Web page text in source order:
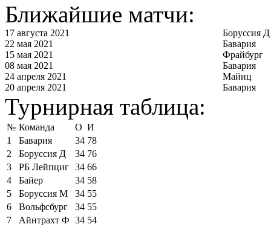
Ближайшие матчи:
17 августа 2021
Боруссия Д
22 мая 2021
Бавария
15 мая 2021
Фрайбург
08 мая 2021
Бавария
24 апреля 2021
Майнц
20 апреля 2021
Бавария
Турнирная таблица:
№ Команда О И
1
Бавария 34 78
2
Боруссия Д 34 76
3
РБ Лейпциг 34 66
4
Байер 34 58
5
Боруссия М 34 55
6
Вольфсбург 34 55
7
Айнтрахт Ф 34 54